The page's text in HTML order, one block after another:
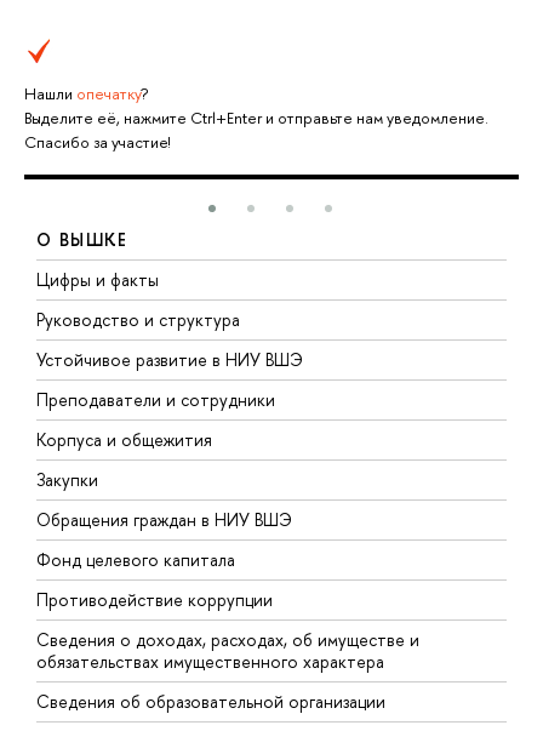
Нашли опечатку?
Выделите её, нажмите Ctrl+Enter и отправьте нам уведомление.
Спасибо за участие!
О ВЫШКЕ
Цифры и факты
Руководство и структура
Устойчивое развитие в НИУ ВШЭ
Преподаватели и сотрудники
Корпуса и общежития
Закупки
Обращения граждан в НИУ ВШЭ
Фонд целевого капитала
Противодействие коррупции
Сведения о доходах, расходах, об имуществе и
обязательствах имущественного характера
Сведения об образовательной организации